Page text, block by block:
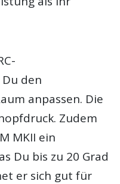
den
anpassen. Die
Zudem
MKII ein
Du bis zu 20 Grad
er sich gut für